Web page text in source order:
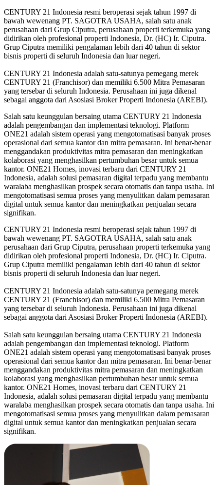
CENTURY 21 Indonesia resmi beroperasi sejak tahun 1997 di
bawah wewenang PT. SAGOTRA USAHA, salah satu anak
perusahaan dari Grup Ciputra, perusahaan properti terkemuka yang
didirikan oleh profesional properti Indonesia, Dr. (HC) Ir. Ciputra.
Grup Ciputra memiliki pengalaman lebih dari 40 tahun di sektor
bisnis properti di seluruh Indonesia dan luar negeri.
CENTURY 21 Indonesia adalah satu-satunya pemegang merek
CENTURY 21 (Franchisor) dan memiliki 6.500 Mitra Pemasaran
yang tersebar di seluruh Indonesia. Perusahaan ini juga dikenal
sebagai anggota dari Asosiasi Broker Properti Indonesia (AREBI).
Salah satu keunggulan bersaing utama CENTURY 21 Indonesia
adalah pengembangan dan implementasi teknologi. Platform
ONE21 adalah sistem operasi yang mengotomatisasi banyak proses
operasional dari semua kantor dan mitra pemasaran. Ini benar-benar
menggandakan produktivitas mitra pemasaran dan meningkatkan
kolaborasi yang menghasilkan pertumbuhan besar untuk semua
kantor. ONE21 Homes, inovasi terbaru dari CENTURY 21
Indonesia, adalah solusi pemasaran digital terpadu yang membantu
waralaba menghasilkan prospek secara otomatis dan tanpa usaha. Ini
mengotomatisasi semua proses yang menyulitkan dalam pemasaran
digital untuk semua kantor dan meningkatkan penjualan secara
signifikan.
CENTURY 21 Indonesia resmi beroperasi sejak tahun 1997 di
bawah wewenang PT. SAGOTRA USAHA, salah satu anak
perusahaan dari Grup Ciputra, perusahaan properti terkemuka yang
didirikan oleh profesional properti Indonesia, Dr. (HC) Ir. Ciputra.
Grup Ciputra memiliki pengalaman lebih dari 40 tahun di sektor
bisnis properti di seluruh Indonesia dan luar negeri.
CENTURY 21 Indonesia adalah satu-satunya pemegang merek
CENTURY 21 (Franchisor) dan memiliki 6.500 Mitra Pemasaran
yang tersebar di seluruh Indonesia. Perusahaan ini juga dikenal
sebagai anggota dari Asosiasi Broker Properti Indonesia (AREBI).
Salah satu keunggulan bersaing utama CENTURY 21 Indonesia
adalah pengembangan dan implementasi teknologi. Platform
ONE21 adalah sistem operasi yang mengotomatisasi banyak proses
operasional dari semua kantor dan mitra pemasaran. Ini benar-benar
menggandakan produktivitas mitra pemasaran dan meningkatkan
kolaborasi yang menghasilkan pertumbuhan besar untuk semua
kantor. ONE21 Homes, inovasi terbaru dari CENTURY 21
Indonesia, adalah solusi pemasaran digital terpadu yang membantu
waralaba menghasilkan prospek secara otomatis dan tanpa usaha. Ini
mengotomatisasi semua proses yang menyulitkan dalam pemasaran
digital untuk semua kantor dan meningkatkan penjualan secara
signifikan.